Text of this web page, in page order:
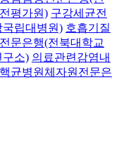
평가원) 구강세균전
립대병원) 호흡기질
문은행(전북대학교
구소) 의료관련감염내
균병원체자원전문은